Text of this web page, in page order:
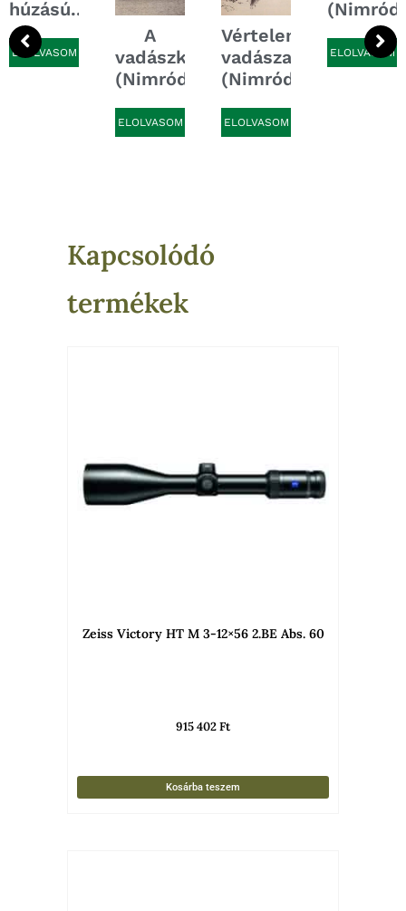
húzású...
ELOLVASOM
A
vadászkutya
(Nimród,...
ELOLVASOM
Vértelen
vadászat
(Nimród,...
ELOLVASOM
ELOLVASOM
Kapcsolódó
termékek
Zeiss Victory HT M 3-12×56 2.BE Abs. 60
915 402Ft
Kosárba teszem